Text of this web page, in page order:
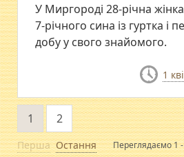
У Миргороді 28-річна
7-річного сина із гуртка і
добу у свого знайомого.
1
Перша
1 2
Остання Переглядаємо 1 -